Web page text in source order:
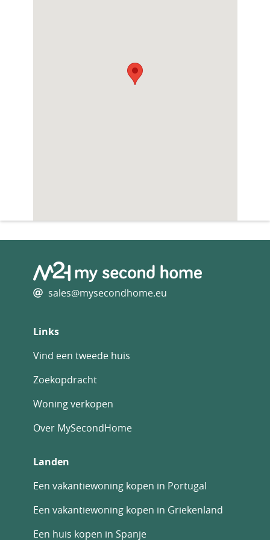
sales@mysecondhome.eu
Links
Vind een tweede huis
Zoekopdracht
Woning verkopen
Over MySecondHome
Landen
Een vakantiewoning kopen in Portugal
Een vakantiewoning kopen in Griekenland
Een huis kopen in Spanje